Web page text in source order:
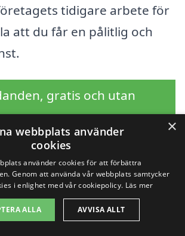
tidigare arbete för
att du får en pålitlig och
gratis och utan
en
för
×
webbplats använder
cookies
använder cookies för att förbättra
Genom att använda vår webbplats samtycker
i enlighet med vår cookiepolicy. Läs mer
ALLA AVVISA ALLT